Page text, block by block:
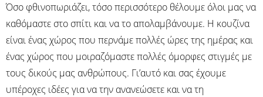
Όσο φθινοπωριάζει, τόσο περισσότερο θέλουμε όλοι μας να
καθόμαστε στο σπίτι και να το απολαμβάνουμε. Η κουζίνα
είναι ένας χώρος που περνάμε πολλές ώρες της ημέρας και
ένας χώρος που μοιραζόμαστε πολλές όμορφες στιγμές με
τους δικούς μας ανθρώπους. Γι’αυτό και σας έχουμε
υπέροχες ιδέες για να την ανανεώσετε και να τη